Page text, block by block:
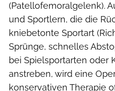
(Patellofemoralgelenk).
und Sportlern, die die
kniebetonte Sportart
Sprünge, schnelles
bei Spielsportarten oder
anstreben, wird eine
konservativen Therapie